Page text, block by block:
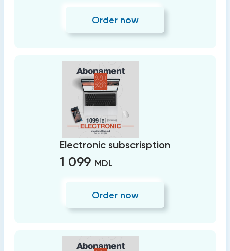
Order now
Electronic subscrisption
1 099 MDL
Order now